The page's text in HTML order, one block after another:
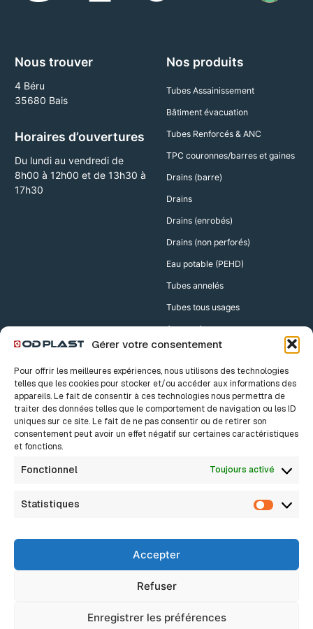
Gérer votre consentement
Pour offrir les meilleures expériences, nous utilisons des technologies
telles que les cookies pour stocker et/ou accéder aux informations des
appareils. Le fait de consentir à ces technologies nous permettra de
traiter des données telles que le comportement de navigation ou les ID
uniques sur ce site. Le fait de ne pas consentir ou de retirer son
consentement peut avoir un effet négatif sur certaines caractéristiques
et fonctions.
Fonctionnel Toujours activé
Statistiques
Accepter
Refuser
Enregistrer les préférences
Nous trouver
4 Béru
35680 Bais
Horaires d’ouvertures
Du lundi au vendredi de
8h00 à 12h00 et de 13h30 à
17h30
Nos produits
Tubes Assainissement
Bâtiment évacuation
Tubes Renforcés & ANC
TPC couronnes/barres et gaines
Drains (barre)
Drains
Drains (enrobés)
Drains (non perforés)
Eau potable (PEHD)
Tubes annelés
Tubes tous usages
Accessoires
Accessoires Drains
Accessoires TPC
Nos solutions
Bâtiment
Industrie
Assainissement Non Collectif
A propos
Innovation, c’est sacré
Nos métiers